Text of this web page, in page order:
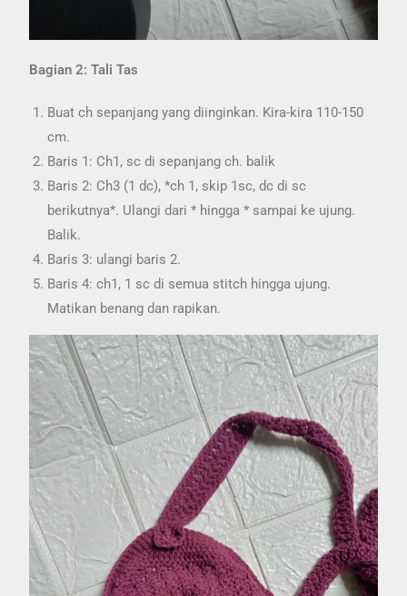
Bagian 2: Tali Tas
Buat ch sepanjang yang diinginkan. Kira-kira 110-150
cm.
Baris 1: Ch1, sc di sepanjang ch. balik
Baris 2: Ch3 (1 dc), *ch 1, skip 1sc, dc di sc
berikutnya*. Ulangi dari * hingga * sampai ke ujung.
Balik.
Baris 3: ulangi baris 2.
Baris 4: ch1, 1 sc di semua stitch hingga ujung.
Matikan benang dan rapikan.